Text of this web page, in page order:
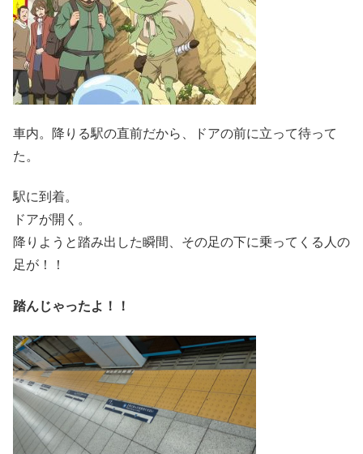
車内。降りる駅の直前だから、ドアの前に立って待って
た。
駅に到着。
ドアが開く。
降りようと踏み出した瞬間、その足の下に乗ってくる人の
足が！！
踏んじゃったよ！！